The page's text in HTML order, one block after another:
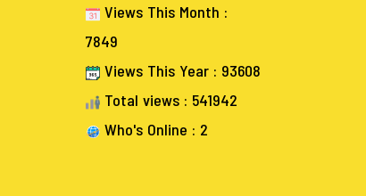
Views This Month :
7849
Views This Year : 93608
Total views : 541942
Who's Online : 2